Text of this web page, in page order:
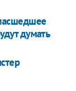
думать